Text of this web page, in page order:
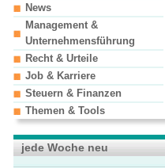
News
Management &
Unternehmensführung
Recht & Urteile
Job & Karriere
Steuern & Finanzen
Themen & Tools
jede Woche neu